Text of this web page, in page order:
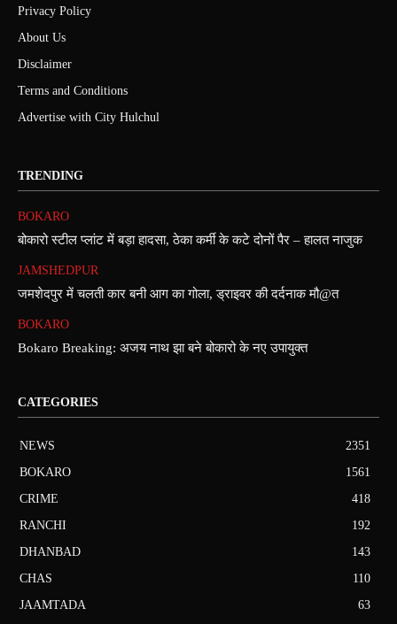
Privacy Policy
About Us
Disclaimer
Terms and Conditions
Advertise with City Hulchul
TRENDING
BOKARO
बोकारो स्टील प्लांट में बड़ा हादसा, ठेका कर्मी के कटे दोनों पैर – हालत नाजुक
JAMSHEDPUR
जमशेदपुर में चलती कार बनी आग का गोला, ड्राइवर की दर्दनाक मौ@त
BOKARO
Bokaro Breaking: अजय नाथ झा बने बोकारो के नए उपायुक्त
CATEGORIES
NEWS
2351
BOKARO
1561
CRIME
418
RANCHI
192
DHANBAD
143
CHAS
110
JAAMTADA
63